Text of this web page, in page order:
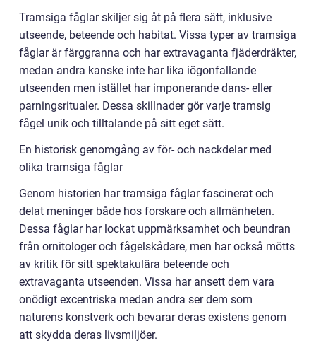
Tramsiga fåglar skiljer sig åt på flera sätt, inklusive
utseende, beteende och habitat. Vissa typer av tramsiga
fåglar är färggranna och har extravaganta fjäderdräkter,
medan andra kanske inte har lika iögonfallande
utseenden men istället har imponerande dans- eller
parningsritualer. Dessa skillnader gör varje tramsig
fågel unik och tilltalande på sitt eget sätt.
En historisk genomgång av för- och nackdelar med
olika tramsiga fåglar
Genom historien har tramsiga fåglar fascinerat och
delat meninger både hos forskare och allmänheten.
Dessa fåglar har lockat uppmärksamhet och beundran
från ornitologer och fågelskådare, men har också mötts
av kritik för sitt spektakulära beteende och
extravaganta utseenden. Vissa har ansett dem vara
onödigt excentriska medan andra ser dem som
naturens konstverk och bevarar deras existens genom
att skydda deras livsmiljöer.